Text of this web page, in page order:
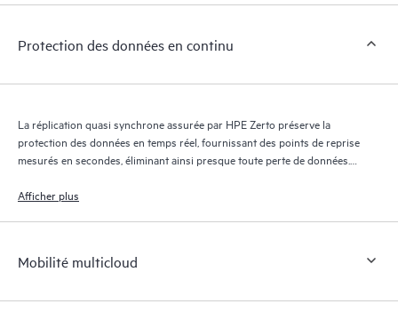
Protection des données en continu
La réplication quasi synchrone assurée par HPE Zerto préserve la
protection des données en temps réel, fournissant des points de reprise
mesurés en secondes, éliminant ainsi presque toute perte de données.
reprise pendant 30 jours maximum, offrant une reprise granulaire et
Afficher plus
Mobilité multicloud